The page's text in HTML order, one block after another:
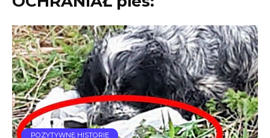
POZYTYWNE HISTORIE